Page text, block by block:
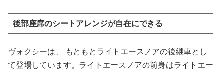
後部座席のシートアレンジが自在にできる
ヴォクシーは、 もともとライトエースノアの後継車とし
て登場しています。ライトエースノアの前身はライトエー